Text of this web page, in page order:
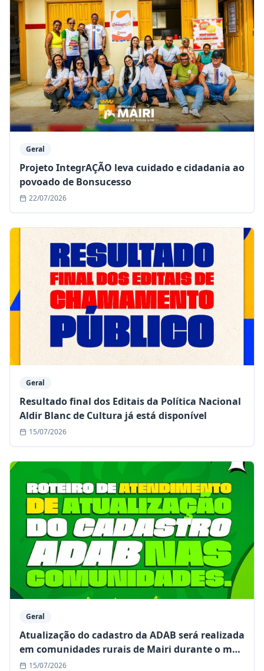
Geral
Projeto IntegrAÇÃO leva cuidado e cidadania ao
povoado de Bonsucesso
22/07/2026
Geral
Resultado final dos Editais da Política Nacional
Aldir Blanc de Cultura já está disponível
15/07/2026
Geral
Atualização do cadastro da ADAB será realizada
em comunidades rurais de Mairi durante o mês
de julho
15/07/2026